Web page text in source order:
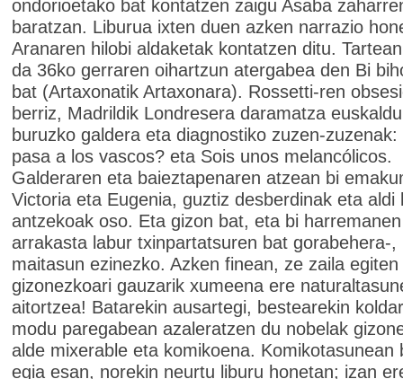
ondorioetako bat kontatzen zaigu Asaba
baratzan. Liburua ixten duen azken narrazio
Aranaren hilobi aldaketak kontatzen ditu.
da 36ko gerraren oihartzun atergabea den Bi
bat (Artaxonatik Artaxonara). Rossetti-ren
berriz, Madrildik Londresera daramatza
buruzko galdera eta diagnostiko zuzen-
pasa a los vascos? eta Sois unos melancólicos.
Galderaren eta baieztapenaren atzean bi
Victoria eta Eugenia, guztiz desberdinak eta aldi
antzekoak oso. Eta gizon bat, eta bi
arrakasta labur txinpartatsuren bat gorabehera-,
maitasun ezinezko. Azken finean, ze zaila egiten
gizonezkoari gauzarik xumeena ere
aitortzea! Batarekin ausartegi, bestearekin
modu paregabean azaleratzen du nobelak
alde mixerable eta komikoena. Komikotasunean
egia esan, norekin neurtu liburu honetan; izan